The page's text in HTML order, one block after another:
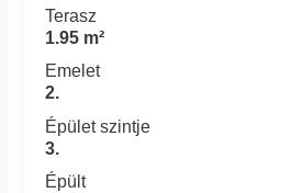
Terasz
1.95 m²
Emelet
2.
Épület szintje
3.
Épült